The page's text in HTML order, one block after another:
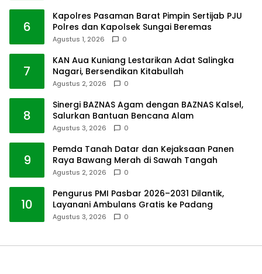
6
Kapolres Pasaman Barat Pimpin Sertijab PJU
Polres dan Kapolsek Sungai Beremas
Agustus 1, 2026 0
7
KAN Aua Kuniang Lestarikan Adat Salingka
Nagari, Bersendikan Kitabullah
Agustus 2, 2026 0
8
Sinergi BAZNAS Agam dengan BAZNAS Kalsel,
Salurkan Bantuan Bencana Alam
Agustus 3, 2026 0
9
Pemda Tanah Datar dan Kejaksaan Panen
Raya Bawang Merah di Sawah Tangah
Agustus 2, 2026 0
10
Pengurus PMI Pasbar 2026–2031 Dilantik,
Layanani Ambulans Gratis ke Padang
Agustus 3, 2026 0